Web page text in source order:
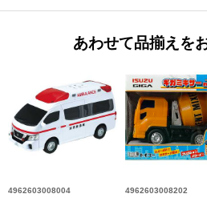
あわせて品揃えを
4962603008004
4962603008202